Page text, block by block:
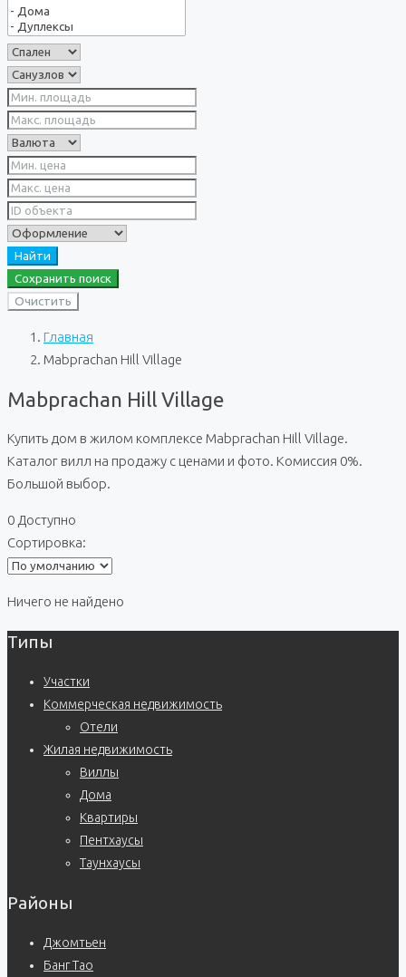
Найти
Сохранить поиск
Очистить
Главная
Mabprachan Hill Village
Mabprachan Hill Village
Купить дом в жилом комплексе Mabprachan Hill Village.
Каталог вилл на продажу с ценами и фото. Комиссия 0%.
Большой выбор.
0 Доступно
Сортировка:
Ничего не найдено
Типы
Участки
Коммерческая недвижимость
Отели
Жилая недвижимость
Виллы
Дома
Квартиры
Пентхаусы
Таунхаусы
Районы
Джомтьен
Банг Тао